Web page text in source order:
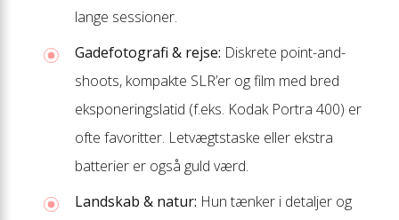
lange sessioner.
Gadefotografi & rejse: Diskrete point-and-
shoots, kompakte SLR’er og film med bred
eksponeringslatid (f.eks. Kodak Portra 400) er
ofte favoritter. Letvægtstaske eller ekstra
batterier er også guld værd.
Landskab & natur: Hun tænker i detaljer og